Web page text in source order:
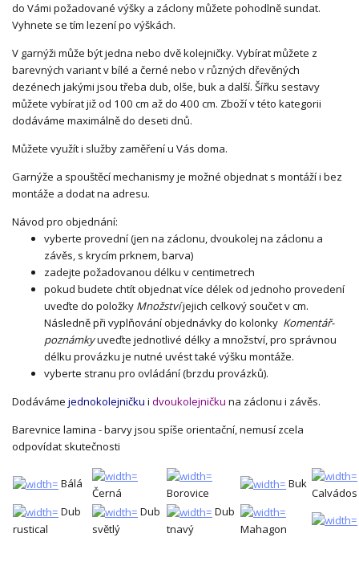
do Vámi požadované výšky a záclony můžete pohodlně sundat.
Vyhnete se tím lezení po výškách.
V garnýži může být jedna nebo dvě kolejničky. Vybírat můžete z
barevných variant v bílé a černé nebo v různých dřevěných
dezénech jakými jsou třeba dub, olše, buk a další. Šířku sestavy
můžete vybírat již od 100 cm až do 400 cm. Zboží v této kategorii
dodáváme maximálně do deseti dnů.
Můžete využít i služby zaměření u Vás doma.
Garnýže a spouštěcí mechanismy je možné objednat s montáží i bez
montáže a dodat na adresu.
Návod pro objednání:
vyberte provední (jen na záclonu, dvoukolej na záclonu a
závěs, s krycím prknem, barva)
zadejte požadovanou délku v centimetrech
pokud budete chtít objednat více délek od jednoho provedení
uveďte do položky Množstvíjejich celkový součet v cm.
Následně při vyplňování objednávky do kolonky Komentář-
poznámkyuveďte jednotlivé délky a množství, pro správnou
délku provázku je nutné uvést také výšku montáže.
vyberte stranu pro ovládání (brzdu provázků).
Dodáváme jednokolejničku i dvoukolejničku na záclonu i závěs.
Barevnice lamina - barvy jsou spíše orientační, nemusí zcela
odpovídat skutečnosti
Bálá
Černá Borovice
Buk
Calvádos
Dub
rustical
Dub
světlý
Dub
tnavý
Mahagon